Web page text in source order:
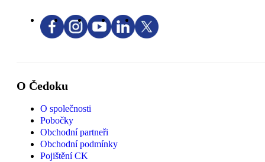
O Čedoku
O společnosti
Pobočky
Obchodní partneři
Obchodní podmínky
Pojištění CK